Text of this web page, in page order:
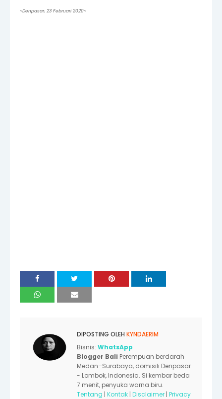
~Denpasar, 23 Februari 2020~
DIPOSTING OLEH KYNDAERIM
Bisnis: WhatsApp
Blogger Bali Perempuan berdarah
Medan–Surabaya, domisili Denpasar
- Lombok, Indonesia. Si kembar beda
7 menit, penyuka warna biru.
Tentang | Kontak | Disclaimer | Privacy